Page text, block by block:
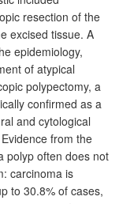
resection of the
excised tissue. A
epidemiology,
of atypical
polypectomy, a
confirmed as a
and cytological
from the
polyp often does not
carcinoma is
to 30.8% of cases,